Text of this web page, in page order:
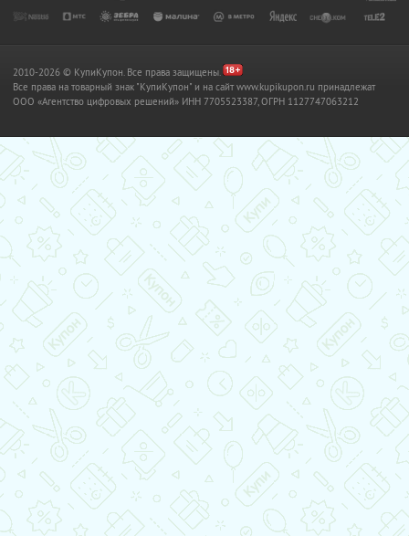
2010-2026 © КупиКупон. Все права защищены.
Все права на товарный знак "КупиКупон" и на сайт www.kupikupon.ru принадлежат
OOO «Агентство цифровых решений» ИНН 7705523387, ОГРН 1127747063212